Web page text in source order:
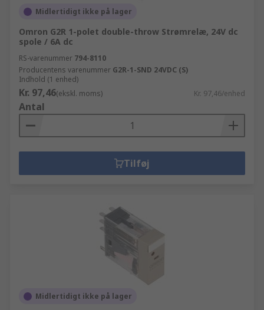
Midlertidigt ikke på lager
Omron G2R 1-polet double-throw Strømrelæ, 24V dc
spole / 6A dc
RS-varenummer 794-8110
Producentens varenummer G2R-1-SND 24VDC (S)
Indhold (1 enhed)
Kr. 97,46(ekskl. moms) Kr. 97,46/enhed
Antal
Tilføj
Midlertidigt ikke på lager